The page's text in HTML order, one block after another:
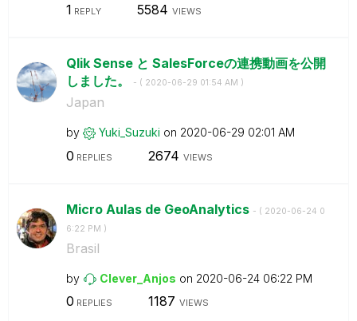
1 REPLY 5584 VIEWS
Qlik Sense と SalesForceの連携動画を公開
しました。
- ( ‎2020-06-29 01:54 AM )
Japan
by Yuki_Suzuki on ‎2020-06-29 02:01 AM
0 REPLIES 2674 VIEWS
Micro Aulas de GeoAnalytics - ( ‎2020-06-24 0
6:22 PM )
Brasil
by Clever_Anjos on ‎2020-06-24 06:22 PM
0 REPLIES 1187 VIEWS